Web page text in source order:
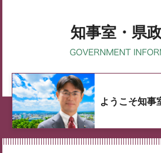
知事室・県
ようこそ知事